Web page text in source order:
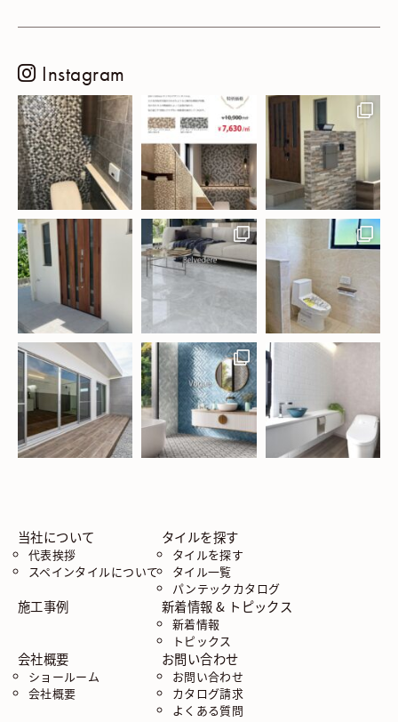
Instagram
当社について
代表挨拶
スペインタイルについて
タイルを探す
タイルを探す
タイル一覧
パンテックカタログ
施工事例 新着情報 & トピックス
新着情報
トピックス
会社概要
ショールーム
会社概要
お問い合わせ
お問い合わせ
カタログ請求
よくある質問